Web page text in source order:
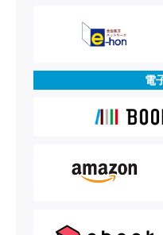
電